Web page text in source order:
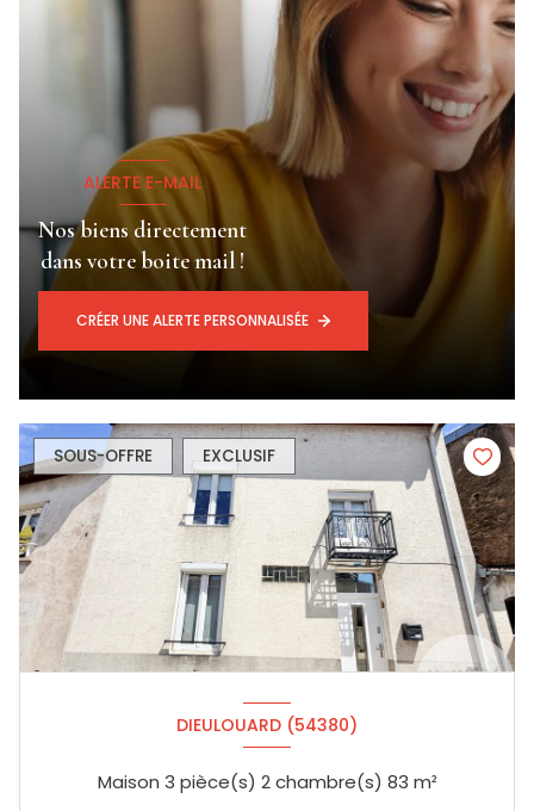
ALERTE E-MAIL
Nos biens directement
dans votre boite mail !
CRÉER UNE ALERTE PERSONNALISÉE
SOUS-OFFRE EXCLUSIF
DIEULOUARD (54380)
Maison 3 pièce(s) 2 chambre(s) 83 m²